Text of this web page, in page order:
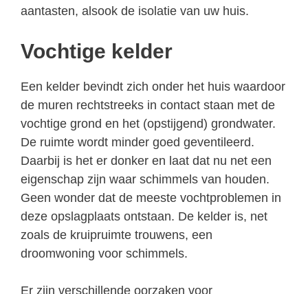
aantasten, alsook de isolatie van uw huis.
Vochtige kelder
Een kelder bevindt zich onder het huis waardoor
de muren rechtstreeks in contact staan met de
vochtige grond en het (opstijgend) grondwater.
De ruimte wordt minder goed geventileerd.
Daarbij is het er donker en laat dat nu net een
eigenschap zijn waar schimmels van houden.
Geen wonder dat de meeste vochtproblemen in
deze opslagplaats ontstaan. De kelder is, net
zoals de kruipruimte trouwens, een
droomwoning voor schimmels.
Er zijn verschillende oorzaken voor